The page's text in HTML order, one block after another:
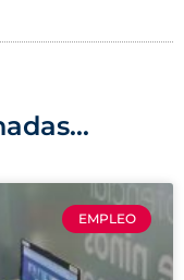
EMPLEO